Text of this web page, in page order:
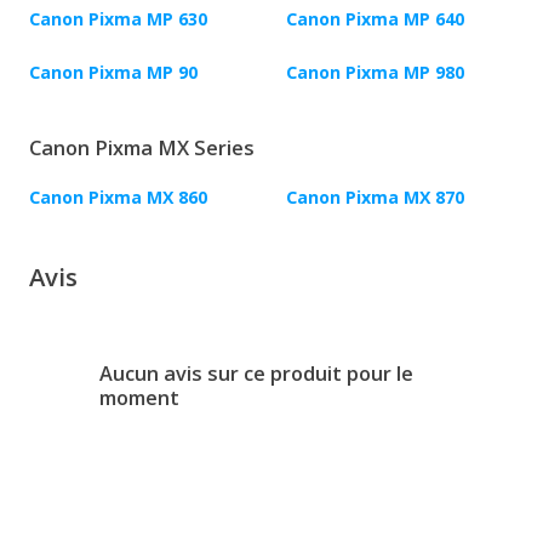
Canon Pixma MP 630 Canon Pixma MP 640
Canon Pixma MP 90 Canon Pixma MP 980
Canon Pixma MX Series
Canon Pixma MX 860 Canon Pixma MX 870
Avis
Aucun avis sur ce produit pour le
moment